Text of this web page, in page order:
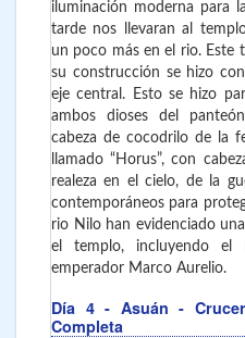
iluminación moderna para
tarde nos llevaran al
un poco más en el rio. Este
su construcción se hizo
eje central. Esto se hizo
ambos dioses del
cabeza de cocodrilo de la
llamado “Horus”, con
realeza en el cielo, de la
contemporáneos para
rio Nilo han evidenciado
el templo, incluyendo el
emperador Marco Aurelio.
Día 4 - Asuán -
Completa